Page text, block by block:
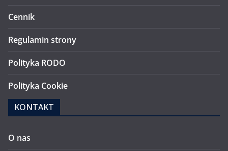
Cennik
Regulamin strony
Polityka RODO
Polityka Cookie
KONTAKT
O nas